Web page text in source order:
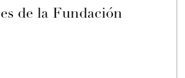
de la Fundación